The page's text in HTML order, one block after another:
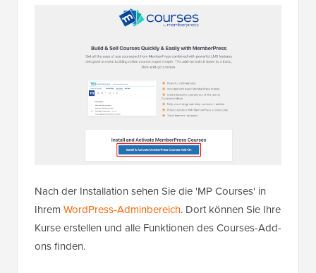
Nach der Installation sehen Sie die 'MP Courses' in
Ihrem WordPress-Adminbereich. Dort können Sie Ihre
Kurse erstellen und alle Funktionen des Courses-Add-
ons finden.